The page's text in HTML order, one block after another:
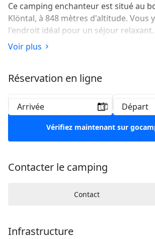
Ce camping enchanteur est situé au
Klöntal, à 848 mètres d'altitude. Vous
l'endroit idéal pour un séjour
nature préservée des montagnes de
emplacements sont adaptés aux
d'électricité ; un emplacement avec
Voir plus
Réservation en ligne
Contacter le camping
Contact
Infrastructure